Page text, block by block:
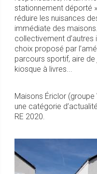
stationnement déporté
réduire les nuisances
immédiate des
collectivement d’autres
choix proposé par
parcours sportif, aire
kiosque à livres...
Maisons Ériclor
une catégorie
RE 2020.